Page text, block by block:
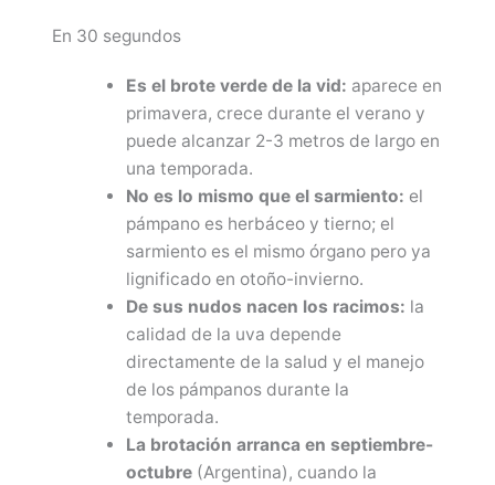
En 30 segundos
Es el brote verde de la vid: aparece en
primavera, crece durante el verano y
puede alcanzar 2-3 metros de largo en
una temporada.
No es lo mismo que el sarmiento: el
pámpano es herbáceo y tierno; el
sarmiento es el mismo órgano pero ya
lignificado en otoño-invierno.
De sus nudos nacen los racimos: la
calidad de la uva depende
directamente de la salud y el manejo
de los pámpanos durante la
temporada.
La brotación arranca en septiembre-
octubre(Argentina), cuando la